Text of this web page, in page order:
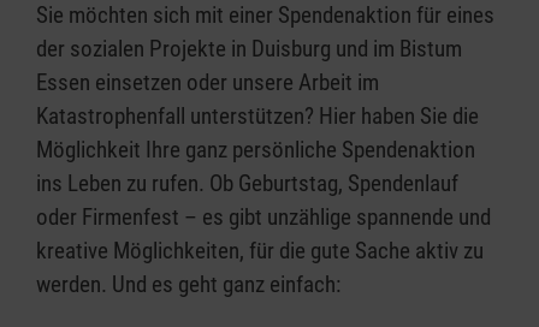
Sie möchten sich mit einer Spendenaktion für eines
der sozialen Projekte in Duisburg und im Bistum
Essen einsetzen oder unsere Arbeit im
Katastrophenfall unterstützen? Hier haben Sie die
Möglichkeit Ihre ganz persönliche Spendenaktion
ins Leben zu rufen. Ob Geburtstag, Spendenlauf
oder Firmenfest – es gibt unzählige spannende und
kreative Möglichkeiten, für die gute Sache aktiv zu
werden. Und es geht ganz einfach: